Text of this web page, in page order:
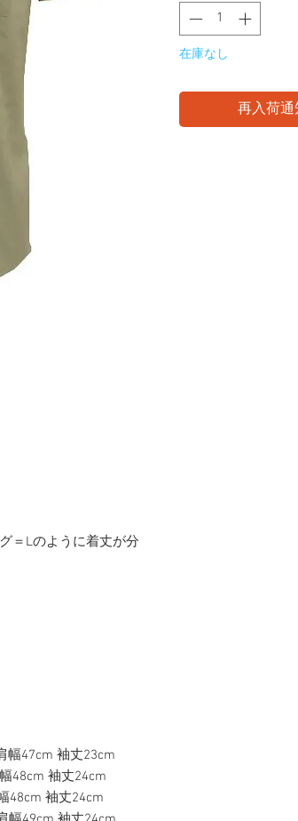
＝Lのように着丈が分
幅47cm 袖丈23cm
48cm 袖丈24cm
袖丈24cm
在庫なし
再入荷